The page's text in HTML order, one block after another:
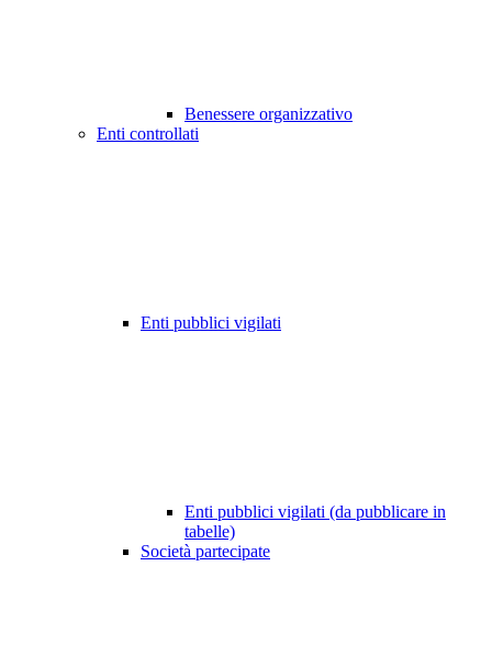
Benessere organizzativo
Enti controllati
Enti pubblici vigilati
Enti pubblici vigilati (da pubblicare in
tabelle)
Società partecipate